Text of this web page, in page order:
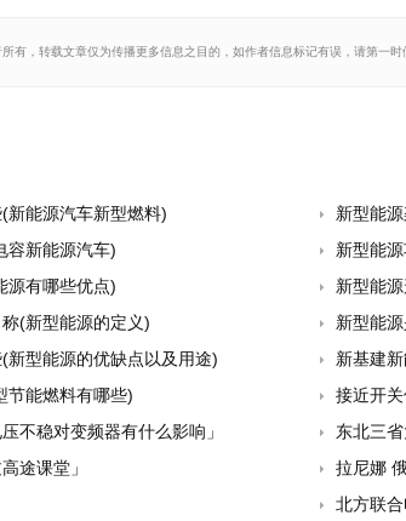
有，转载文章仅为传播更多信息之目的，如作者信息标记有误，请第一时
新能源汽车新型燃料)
新型能
容新能源汽车)
新型能
源有哪些优点)
新型能
(新型能源的定义)
新型能
新型能源的优缺点以及用途)
新基建
节能燃料有哪些)
接近开
不稳对变频器有什么影响」
东北三
途课堂」
拉尼娜 俄
北方联合